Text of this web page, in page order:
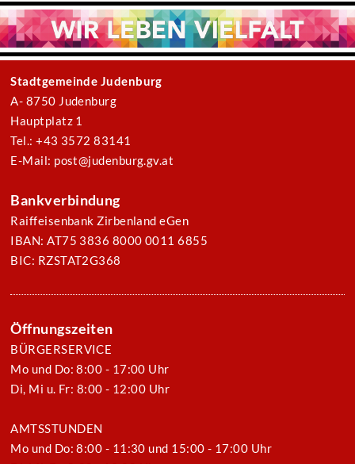
Stadtgemeinde Judenburg
A- 8750 Judenburg
Hauptplatz 1
Tel.: +43 3572 83141
E-Mail: post@judenburg.gv.at
Bankverbindung
Raiffeisenbank Zirbenland eGen
IBAN: AT75 3836 8000 0011 6855
BIC: RZSTAT2G368
Öffnungszeiten
BÜRGERSERVICE
Mo und Do: 8:00 - 17:00 Uhr
Di, Mi u. Fr: 8:00 - 12:00 Uhr
AMTSSTUNDEN
Mo und Do: 8:00 - 11:30 und 15:00 - 17:00 Uhr